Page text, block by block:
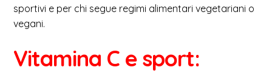
sportivi e per chi segue regimi alimentari vegetariani o
vegani.
Vitamina C e sport: